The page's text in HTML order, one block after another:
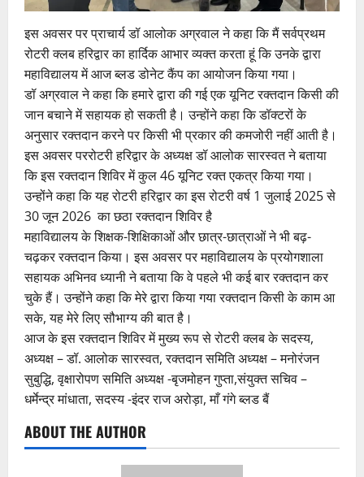
इस अवसर पर प्राचार्य डॉ आलोक अग्रवाल ने कहा कि मैं सर्वप्रथम
रोटरी क्लब हरिद्वार का हार्दिक आभार व्यक्त करता हूं कि उनके द्वारा
महाविद्यालय में आज ब्लड डोनेट कैंप का आयोजन किया गया।
डॉ अग्रवाल ने कहा कि हमारे द्वारा की गई एक यूनिट रक्तदान किसी की
जान बचाने में सहायक हो सकती है। उन्होंने कहा कि डॉक्टरों के
अनुसार रक्तदान करने पर किसी भी प्रकार की कमजोरी नहीं आती है।
इस अवसर पररोटरी हरिद्वार के अध्यक्ष डॉ आलोक सारस्वत ने बताया
कि इस रक्तदान शिविर में कुल 46 यूनिट रक्त एकत्र किया गया।
उन्होंने कहा कि यह रोटरी हरिद्वार का इस रोटरी वर्ष 1 जुलाई 2025 से
30 जून 2026 का छठा रक्तदान शिविर है
महाविद्यालय के शिक्षक-शिक्षिकाओं और छात्र-छात्राओं ने भी बढ़-
चढ़कर रक्तदान किया। इस अवसर पर महाविद्यालय के प्रयोगशाला
सहायक अभिनव ध्यानी ने बताया कि वे पहले भी कई बार रक्तदान कर
चुके हैं। उन्होंने कहा कि मेरे द्वारा किया गया रक्तदान किसी के काम आ
सके, यह मेरे लिए सौभाग्य की बात है।
आज के इस रक्तदान शिविर में मुख्य रूप से रोटरी क्लब के सदस्य,
अध्यक्ष – डॉ. आलोक सारस्वत, रक्तदान समिति अध्यक्ष – मनोरंजन
सुबुद्धि, वृक्षारोपण समिति अध्यक्ष -बृजमोहन गुप्ता,संयुक्त सचिव –
धर्मेन्द्र मांधाता, सदस्य -इंदर राज अरोड़ा, माँ गंगे ब्लड बैं
ABOUT THE AUTHOR